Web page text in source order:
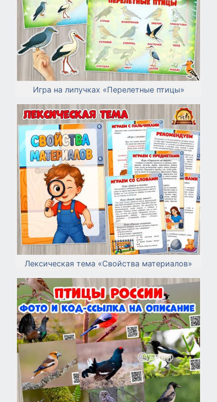
Игра на липучках «Перелетные птицы»
Лексическая тема «Свойства материалов»